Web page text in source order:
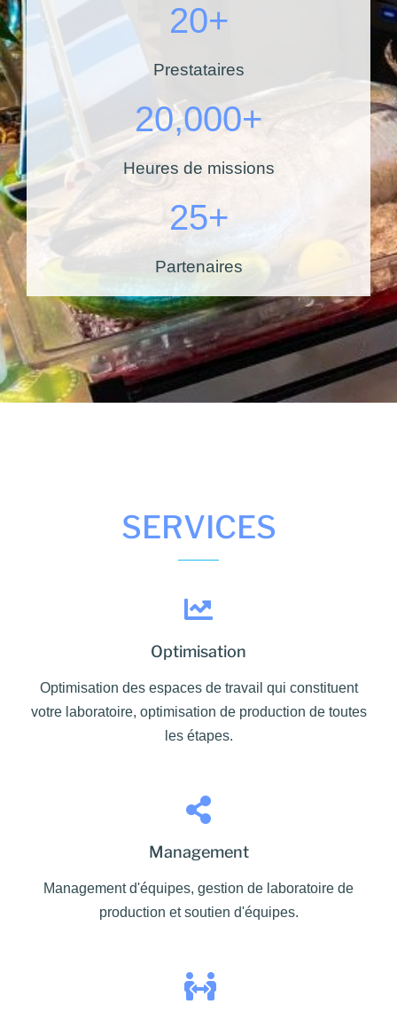
Prestataires
20+
Heures de missions
20,000+
Partenaires
25+
SERVICES
Optimisation
Optimisation des espaces de travail qui constituent
votre laboratoire, optimisation de production de toutes
les étapes.
Management
Management d'équipes, gestion de laboratoire de
production et soutien d'équipes.